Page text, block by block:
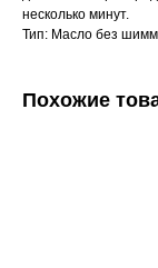
несколько минут.
Тип: Масло без
Похожие